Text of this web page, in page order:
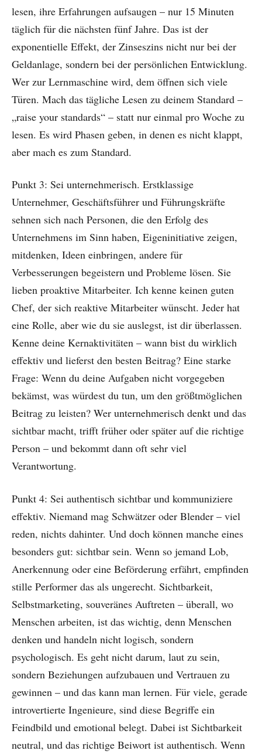
lesen, ihre Erfahrungen aufsaugen – nur 15 Minuten
täglich für die nächsten fünf Jahre. Das ist der
exponentielle Effekt, der Zinseszins nicht nur bei der
Geldanlage, sondern bei der persönlichen Entwicklung.
Wer zur Lernmaschine wird, dem öffnen sich viele
Türen. Mach das tägliche Lesen zu deinem Standard –
„raise your standards“ – statt nur einmal pro Woche zu
lesen. Es wird Phasen geben, in denen es nicht klappt,
aber mach es zum Standard.
Punkt 3: Sei unternehmerisch. Erstklassige
Unternehmer, Geschäftsführer und Führungskräfte
sehnen sich nach Personen, die den Erfolg des
Unternehmens im Sinn haben, Eigeninitiative zeigen,
mitdenken, Ideen einbringen, andere für
Verbesserungen begeistern und Probleme lösen. Sie
lieben proaktive Mitarbeiter. Ich kenne keinen guten
Chef, der sich reaktive Mitarbeiter wünscht. Jeder hat
eine Rolle, aber wie du sie auslegst, ist dir überlassen.
Kenne deine Kernaktivitäten – wann bist du wirklich
effektiv und lieferst den besten Beitrag? Eine starke
Frage: Wenn du deine Aufgaben nicht vorgegeben
bekämst, was würdest du tun, um den größtmöglichen
Beitrag zu leisten? Wer unternehmerisch denkt und das
sichtbar macht, trifft früher oder später auf die richtige
Person – und bekommt dann oft sehr viel
Verantwortung.
Punkt 4: Sei authentisch sichtbar und kommuniziere
effektiv. Niemand mag Schwätzer oder Blender – viel
reden, nichts dahinter. Und doch können manche eines
besonders gut: sichtbar sein. Wenn so jemand Lob,
Anerkennung oder eine Beförderung erfährt, empfinden
stille Performer das als ungerecht. Sichtbarkeit,
Selbstmarketing, souveränes Auftreten – überall, wo
Menschen arbeiten, ist das wichtig, denn Menschen
denken und handeln nicht logisch, sondern
psychologisch. Es geht nicht darum, laut zu sein,
sondern Beziehungen aufzubauen und Vertrauen zu
gewinnen – und das kann man lernen. Für viele, gerade
introvertierte Ingenieure, sind diese Begriffe ein
Feindbild und emotional belegt. Dabei ist Sichtbarkeit
neutral, und das richtige Beiwort ist authentisch. Wenn